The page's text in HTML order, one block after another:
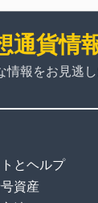
通貨情
報をお見逃し
とヘルプ
資産